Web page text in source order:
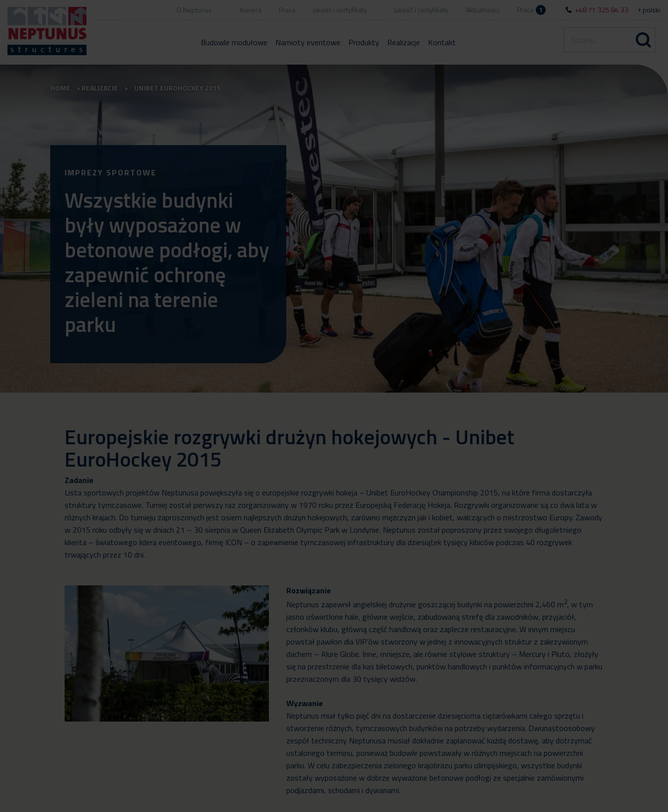
O Neptunus Kariera Praca Jakość i certyfikaty Jakość i certyfikaty Aktualności Praca 1 +48 71 325 84 33 polski
Budowle modułowe Namioty eventowe Produkty Realizacje Kontakt
HOME REALIZACJE UNIBET EUROHOCKEY 2015
IMPREZY SPORTOWE
Wszystkie budynki
były wyposażone w
betonowe podłogi, aby
zapewnić ochronę
zieleni na terenie
parku
Europejskie rozgrywki drużyn hokejowych - Unibet
EuroHockey 2015
Zadanie
Lista sportowych projektów Neptunusa powiększyła się o europejskie rozgrywki hokeja – Unibet EuroHockey Championship 2015, na które firma dostarczyła
struktury tymczasowe. Turniej został pierwszy raz zorganizowany w 1970 roku przez Europejską Federację Hokeja. Rozgrywki organizowane są co dwa lata w
różnych krajach. Do turnieju zaproszonych jest osiem najlepszych drużyn hokejowych, zarówno mężczyzn jak i kobiet, walczących o mistrzostwo Europy. Zawody
w 2015 roku odbyły się w dniach 21 – 30 sierpnia w Queen Elizabeth Olympic Park w Londynie. Neptunus został poproszony przez swojego długoletniego
klienta – światowego lidera eventowego, firmę ICON – o zapewnienie tymczasowej infrastruktury dla dziesiątek tysięcy kibiców podczas 40 rozgrywek
trwających przez 10 dni.
Rozwiązanie
Neptunus zapewnił angielskiej drużynie goszczącej budynki na powierzchni 2,460 m2, w tym
jasno oświetlone hale, główne wejście, zabudowaną strefę dla zawodników, przyjaciół,
członków klubu, główną część handlową oraz zaplecze restauracyjne. W innym miejscu
powstał pawilon dla VIP’ów stworzony w jednej z innowacyjnych struktur z zakrzywionym
dachem – Alure Globe. Inne, mniejsze, ale równie stylowe struktury – Mercury i Pluto, złożyły
się na przestrzenie dla kas biletowych, punktów handlowych i punktów informacyjnych w parku
przeznaczonym dla 30 tysięcy widzów.
Wyzwanie
Neptunus miał tylko pięć dni na dostarczenie dziesięcioma ciężarówkami całego sprzętu i
stworzenie różnych, tymczasowych budynków na potrzeby wydarzenia. Dwunastoosobowy
zespół techniczny Neptunusa musiał dokładnie zaplanować każdą dostawę, aby dotrzymać
ustalonego terminu, ponieważ budowle powstawały w różnych miejscach na powierzchni
parku. W celu zabezpieczenia zielonego krajobrazu parku olimpijskiego, wszystkie budynki
zostały wyposażone w dobrze wyważone betonowe podłogi ze specjalnie zamówionymi
podjazdami, schodami i dywanami.